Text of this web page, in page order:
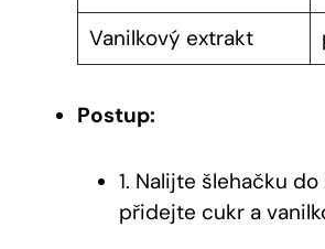
Vanilkový extrakt
Postup:
1. Nalijte šlehačku
přidejte cukr a